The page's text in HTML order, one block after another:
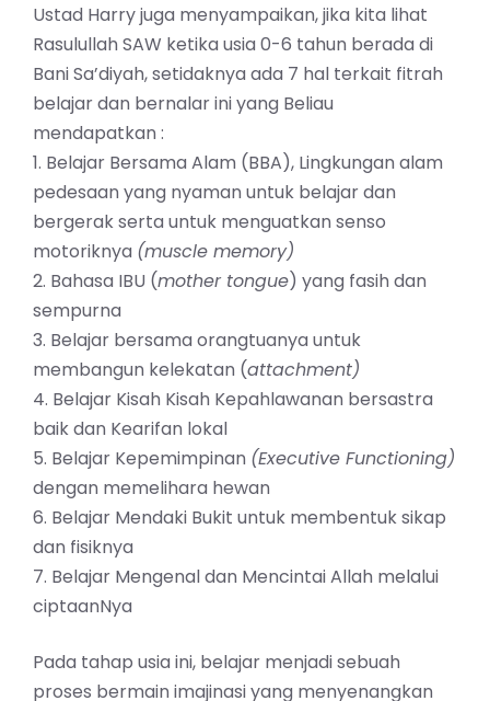
Ustad Harry juga menyampaikan, jika kita lihat
Rasulullah SAW ketika usia 0-6 tahun berada di
Bani Sa’diyah, setidaknya ada 7 hal terkait fitrah
belajar dan bernalar ini yang Beliau
mendapatkan :
1. Belajar Bersama Alam (BBA), Lingkungan alam
pedesaan yang nyaman untuk belajar dan
bergerak serta untuk menguatkan senso
motoriknya (muscle memory)
2. Bahasa IBU (mother tongue) yang fasih dan
sempurna
3. Belajar bersama orangtuanya untuk
membangun kelekatan (attachment)
4. Belajar Kisah Kisah Kepahlawanan bersastra
baik dan Kearifan lokal
5. Belajar Kepemimpinan (Executive Functioning)
dengan memelihara hewan
6. Belajar Mendaki Bukit untuk membentuk sikap
dan fisiknya
7. Belajar Mengenal dan Mencintai Allah melalui
ciptaanNya
Pada tahap usia ini, belajar menjadi sebuah
proses bermain imajinasi yang menyenangkan